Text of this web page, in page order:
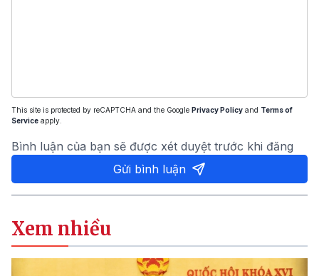
This site is protected by reCAPTCHA and the Google Privacy Policy and Terms of
Service apply.
Bình luận của bạn sẽ được xét duyệt trước khi đăng
Gửi bình luận
Xem nhiều